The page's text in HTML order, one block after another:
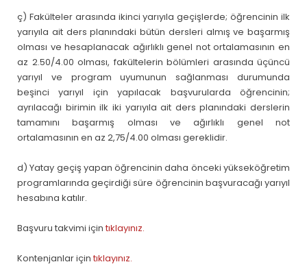
ç) Fakülteler arasında ikinci yarıyıla geçişlerde; öğrencinin ilk
yarıyıla ait ders planındaki bütün dersleri almış ve başarmış
olması ve hesaplanacak ağırlıklı genel not ortalamasının en
az 2.50/4.00 olması, fakültelerin bölümleri arasında üçüncü
yarıyıl ve program uyumunun sağlanması durumunda
beşinci yarıyıl için yapılacak başvurularda öğrencinin;
ayrılacağı birimin ilk iki yarıyıla ait ders planındaki derslerin
tamamını başarmış olması ve ağırlıklı genel not
ortalamasının en az 2,75/4.00 olması gereklidir.
d) Yatay geçiş yapan öğrencinin daha önceki yükseköğretim
programlarında geçirdiği süre öğrencinin başvuracağı yarıyıl
hesabına katılır.
Başvuru takvimi içintıklayınız.
Kontenjanlar içintıklayınız.